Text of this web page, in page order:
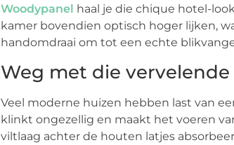
Woodypanel haal je die chique hotel-
kamer bovendien optisch hoger lijken,
handomdraai om tot een echte
Weg met die
Veel moderne huizen hebben last van
klinkt ongezellig en maakt het voeren
viltlaag achter de houten latjes